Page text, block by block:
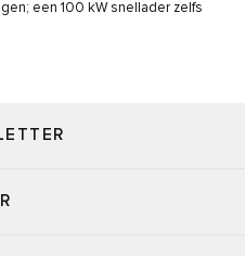
een 100 kW snellader zelfs